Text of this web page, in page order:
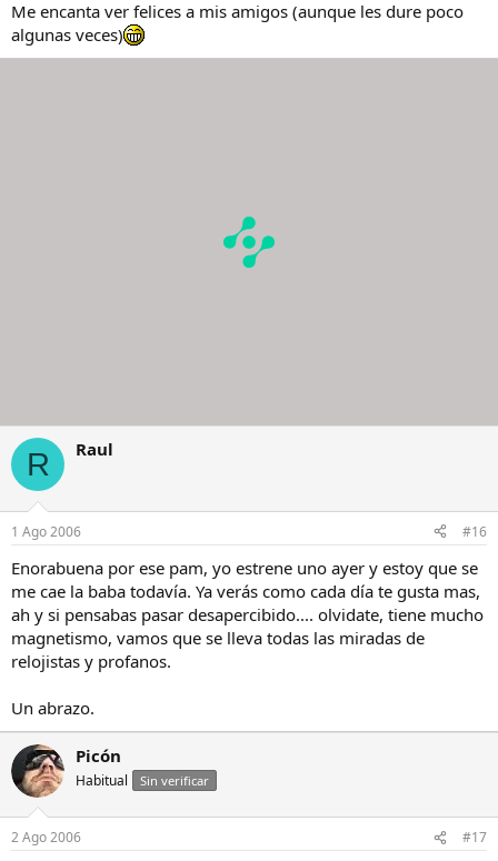
Me encanta ver felices a mis amigos (aunque les dure poco
algunas veces)
R Raul
1 Ago 2006 #16
Enorabuena por ese pam, yo estrene uno ayer y estoy que se
me cae la baba todavía. Ya verás como cada día te gusta mas,
ah y si pensabas pasar desapercibido.... olvidate, tiene mucho
magnetismo, vamos que se lleva todas las miradas de
relojistas y profanos.
Un abrazo.
Picón
Habitual Sin verificar
2 Ago 2006 #17